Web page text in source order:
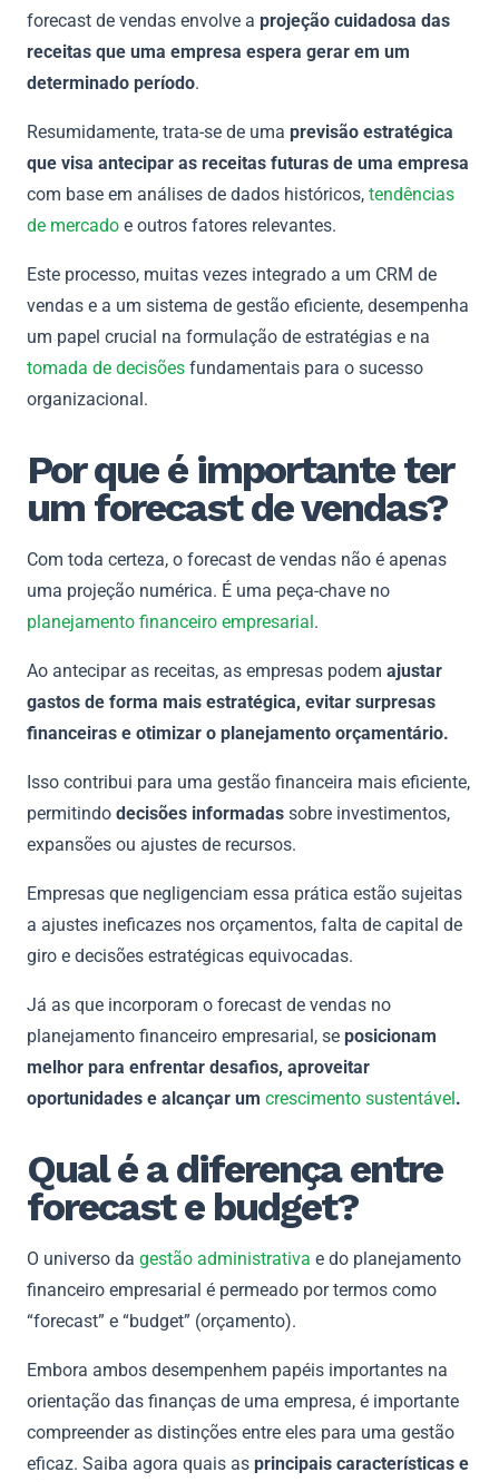
forecast de vendas envolve a projeção cuidadosa das
receitas que uma empresa espera gerar em um
determinado período.
Resumidamente, trata-se de uma previsão estratégica
que visa antecipar as receitas futuras de uma empresa
com base em análises de dados históricos, tendências
de mercado e outros fatores relevantes.
Este processo, muitas vezes integrado a um CRM de
vendas e a um sistema de gestão eficiente, desempenha
um papel crucial na formulação de estratégias e na
tomada de decisões fundamentais para o sucesso
organizacional.
Por que é importante ter
um forecast de vendas?
Com toda certeza, o forecast de vendas não é apenas
uma projeção numérica. É uma peça-chave no
planejamento financeiro empresarial.
Ao antecipar as receitas, as empresas podem ajustar
gastos de forma mais estratégica, evitar surpresas
financeiras e otimizar o planejamento orçamentário.
Isso contribui para uma gestão financeira mais eficiente,
permitindo decisões informadas sobre investimentos,
expansões ou ajustes de recursos.
Empresas que negligenciam essa prática estão sujeitas
a ajustes ineficazes nos orçamentos, falta de capital de
giro e decisões estratégicas equivocadas.
Já as que incorporam o forecast de vendas no
planejamento financeiro empresarial, se posicionam
melhor para enfrentar desafios, aproveitar
oportunidades e alcançar um crescimento sustentável.
Qual é a diferença entre
forecast e budget?
O universo da gestão administrativa e do planejamento
financeiro empresarial é permeado por termos como
“forecast” e “budget” (orçamento).
Embora ambos desempenhem papéis importantes na
orientação das finanças de uma empresa, é importante
compreender as distinções entre eles para uma gestão
eficaz. Saiba agora quais as principais características e